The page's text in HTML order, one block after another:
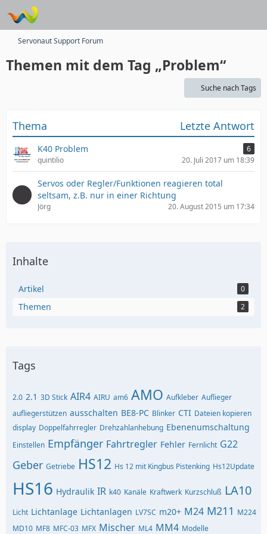
Servonaut Support Forum
Themen mit dem Tag „Problem“
Suche nach Tags
Thema Letzte Antwort
K40 Problem
6
quintilio
20. Juli 2017 um 18:39
Servos oder Regler/Funktionen reagieren total
seltsam, z.B. nur in einer Richtung
Jörg 20. August 2015 um 17:34
Inhalte
Artikel 0
Themen 2
Tags
2.0 2.1 3D Stick AIR4 AIRU am6 AMO Aufkleber Auflieger
aufliegerstützen ausschalten BE8-PC Blinker CTI Dateien kopieren
display Doppelfahrregler Drehzahlanhebung Ebenenumschaltung
Einstellen Empfänger Fahrtregler Fehler Fernlicht G22
Geber Getriebe HS12 Hs 12 mit Kingbus Pistenking Hs12Update
HS16 Hydraulik IR k40 Kanäle Kraftwerk Kurzschluß LA10
Licht Lichtanlage Lichtanlagen LV7SC m20+ M24 M211 M224
MD10 MF8 MFC-03 MFX Mischer ML4 MM4 Modelle